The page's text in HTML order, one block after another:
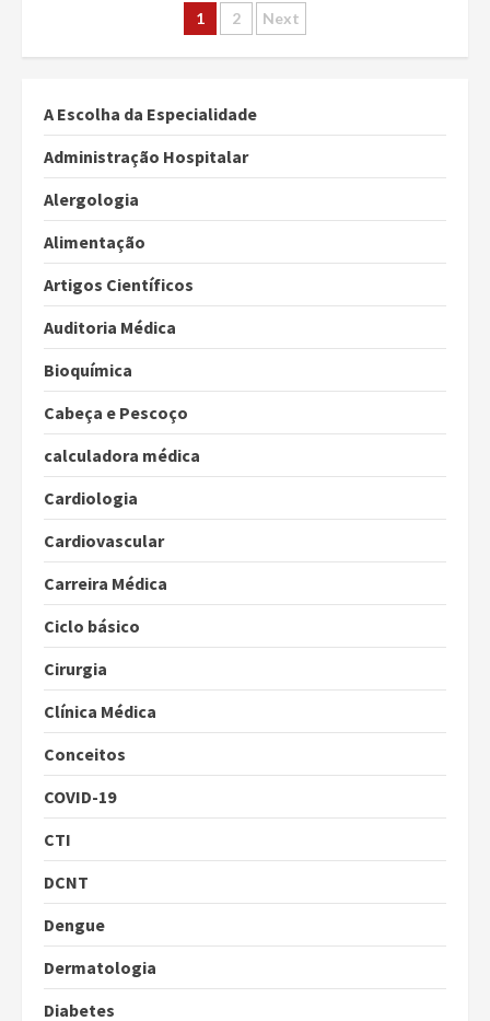
Paginação
dos
conteúdos
1 2 Next
A Escolha da Especialidade
Administração Hospitalar
Alergologia
Alimentação
Artigos Científicos
Auditoria Médica
Bioquímica
Cabeça e Pescoço
calculadora médica
Cardiologia
Cardiovascular
Carreira Médica
Ciclo básico
Cirurgia
Clínica Médica
Conceitos
COVID-19
CTI
DCNT
Dengue
Dermatologia
Diabetes